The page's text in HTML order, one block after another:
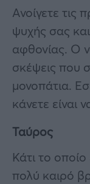
Ανοίγετε τις
ψυχής σας
αφθονίας. Ο
σκέψεις που
μονοπάτια.
κάνετε είναι
Ταύρος
Κάτι το
πολύ καιρό